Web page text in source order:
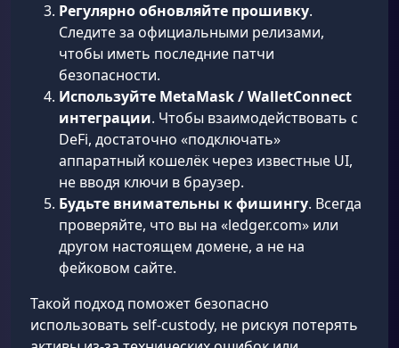
Регулярно обновляйте прошивку.
Следите за официальными релизами,
чтобы иметь последние патчи
безопасности.
Используйте MetaMask / WalletConnect
интеграции. Чтобы взаимодействовать с
DeFi, достаточно «подключать»
аппаратный кошелёк через известные UI,
не вводя ключи в браузер.
Будьте внимательны к фишингу. Всегда
проверяйте, что вы на «ledger.com» или
другом настоящем домене, а не на
фейковом сайте.
Такой подход поможет безопасно
использовать self-custody, не рискуя потерять